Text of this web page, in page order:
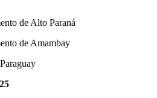
de Alto Paraná
de Amambay